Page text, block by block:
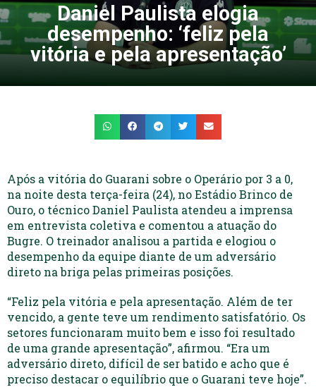
Daniel Paulista elogia
desempenho: ‘feliz pela
vitória e pela apresentação’
Após a vitória do Guarani sobre o Operário por 3 a 0,
na noite desta terça-feira (24), no Estádio Brinco de
Ouro, o técnico Daniel Paulista atendeu a imprensa
em entrevista coletiva e comentou a atuação do
Bugre. O treinador analisou a partida e elogiou o
desempenho da equipe diante de um adversário
direto na briga pelas primeiras posições.
“Feliz pela vitória e pela apresentação. Além de ter
vencido, a gente teve um rendimento satisfatório. Os
setores funcionaram muito bem e isso foi resultado
de uma grande apresentação”, afirmou. “Era um
adversário direto, difícil de ser batido e acho que é
preciso destacar o equilíbrio que o Guarani teve hoje”.